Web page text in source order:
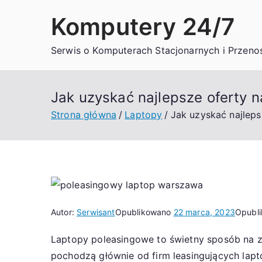
Komputery 24/7
Serwis o Komputerach Stacjonarnych i
Jak uzyskać najlepsze oferty
Strona główna Laptopy Jak uzyskać
Autor: SerwisantOpublikowano 22 marca, 2023
Laptopy poleasingowe to świetny sposób na
pochodzą głównie od firm leasingujących